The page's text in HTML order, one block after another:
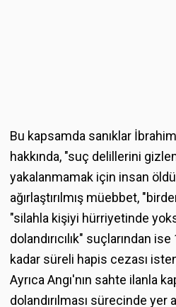
Bu kapsamda sanıklar
hakkında, "suç delillerini
yakalanmamak için insan
ağırlaştırılmış müebbet,
"silahla kişiyi hürriyetinde
dolandırıcılık" suçlarından
kadar süreli hapis cezası
Ayrıca Angı'nın sahte ilanla
dolandırılması sürecinde yer